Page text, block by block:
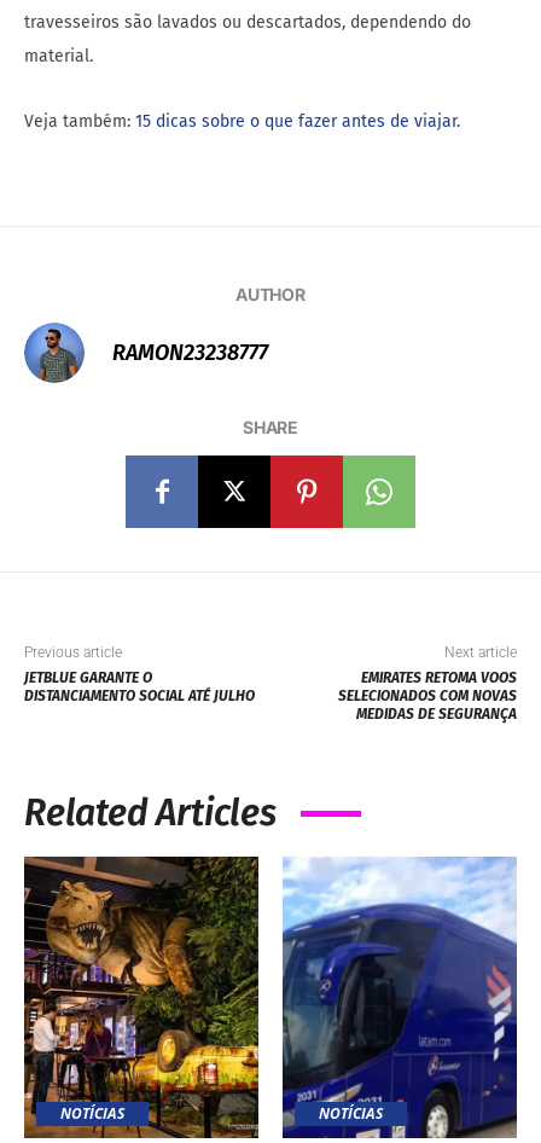
travesseiros são lavados ou descartados, dependendo do
material.
Veja também: 15 dicas sobre o que fazer antes de viajar.
AUTHOR
RAMON23238777
SHARE
Previous article
JETBLUE GARANTE O
DISTANCIAMENTO SOCIAL ATÉ JULHO
Next article
EMIRATES RETOMA VOOS
SELECIONADOS COM NOVAS
MEDIDAS DE SEGURANÇA
Related Articles
NOTÍCIAS NOTÍCIAS